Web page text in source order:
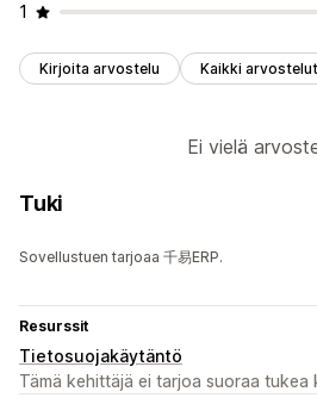
1
Kirjoita arvostelu Kaikki arvostelut
Ei vielä
Tuki
Sovellustuen tarjoaa 千易ERP.
Resurssit
Tietosuojakäytäntö
Tämä kehittäjä ei tarjoa suoraa tukea